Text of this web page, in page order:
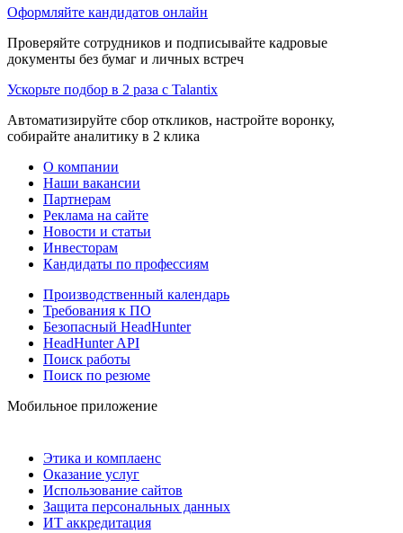
Оформляйте кандидатов онлайн
Проверяйте сотрудников и подписывайте кадровые
документы без бумаг и личных встреч
Ускорьте подбор в 2 раза с Talantix
Автоматизируйте сбор откликов, настройте воронку,
собирайте аналитику в 2 клика
О компании
Наши вакансии
Партнерам
Реклама на сайте
Новости и статьи
Инвесторам
Кандидаты по профессиям
Производственный календарь
Требования к ПО
Безопасный HeadHunter
HeadHunter API
Поиск работы
Поиск по резюме
Мобильное приложение
Этика и комплаенс
Оказание услуг
Использование сайтов
Защита персональных данных
ИТ аккредитация